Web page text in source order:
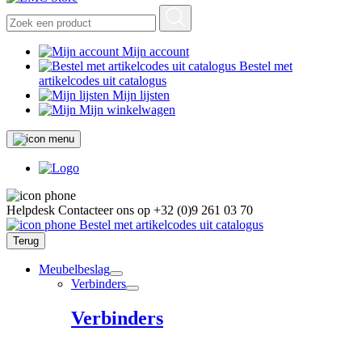
Mijn account
Bestel met
artikelcodes uit catalogus
Mijn lijsten
Mijn winkelwagen
Helpdesk Contacteer ons op +32 (0)9 261 03 70
Bestel met artikelcodes uit catalogus
Terug
Meubelbeslag
Verbinders
Verbinders